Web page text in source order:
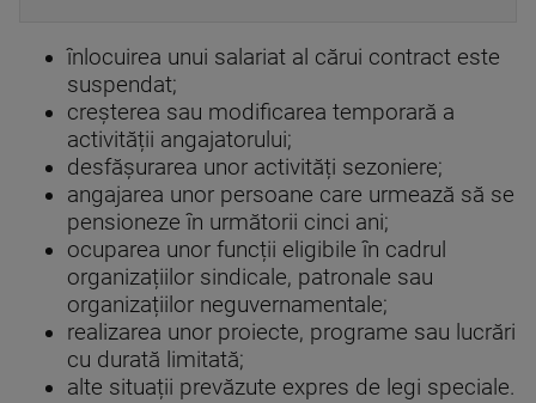
înlocuirea unui salariat al cărui contract este
suspendat;
creșterea sau modificarea temporară a
activității angajatorului;
desfășurarea unor activități sezoniere;
angajarea unor persoane care urmează să se
pensioneze în următorii cinci ani;
ocuparea unor funcții eligibile în cadrul
organizațiilor sindicale, patronale sau
organizațiilor neguvernamentale;
realizarea unor proiecte, programe sau lucrări
cu durată limitată;
alte situații prevăzute expres de legi speciale.